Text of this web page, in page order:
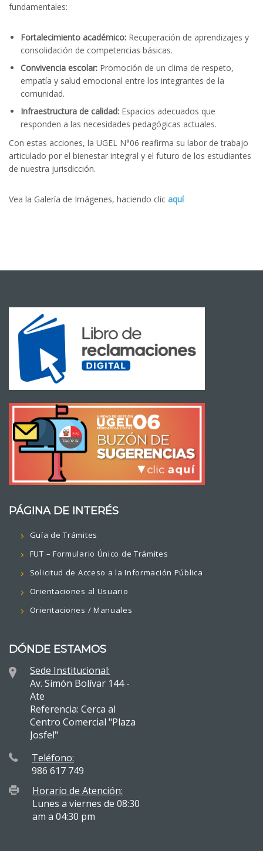
fundamentales:
Fortalecimiento académico: Recuperación de aprendizajes y
consolidación de competencias básicas.
Convivencia escolar: Promoción de un clima de respeto,
empatía y salud emocional entre los integrantes de la
comunidad.
Infraestructura de calidad: Espacios adecuados que
responden a las necesidades pedagógicas actuales.
Con estas acciones, la UGEL N°06 reafirma su labor de trabajo
articulado por el bienestar integral y el futuro de los estudiantes
de nuestra jurisdicción.
Vea la Galería de Imágenes, haciendo clic aquí
PÁGINA DE INTERÉS
Guía de Trámites
FUT – Formulario Único de Trámites
Solicitud de Acceso a la Información Pública
Orientaciones al Usuario
Orientaciones / Manuales
DÓNDE ESTAMOS
Sede Institucional:
Av. Simón Bolívar 144 -
Ate
Referencia: Cerca al
Centro Comercial "Plaza
Josfel"
Teléfono:
986 617 749
Horario de Atención:
Lunes a viernes de 08:30
am a 04:30 pm